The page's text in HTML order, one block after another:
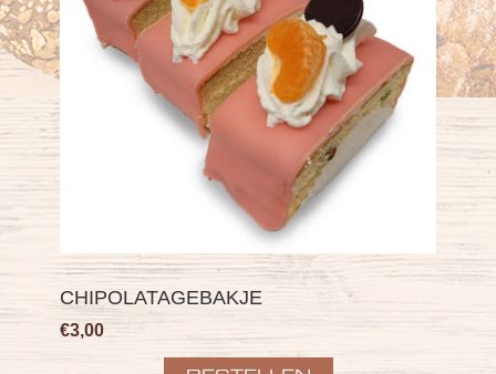
CHIPOLATAGEBAKJE
€3,00